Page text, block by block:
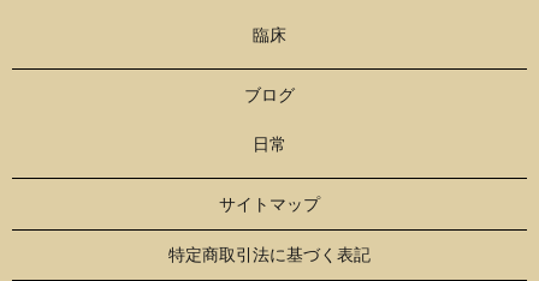
臨床
ブログ
日常
サイトマップ
特定商取引法に基づく表記